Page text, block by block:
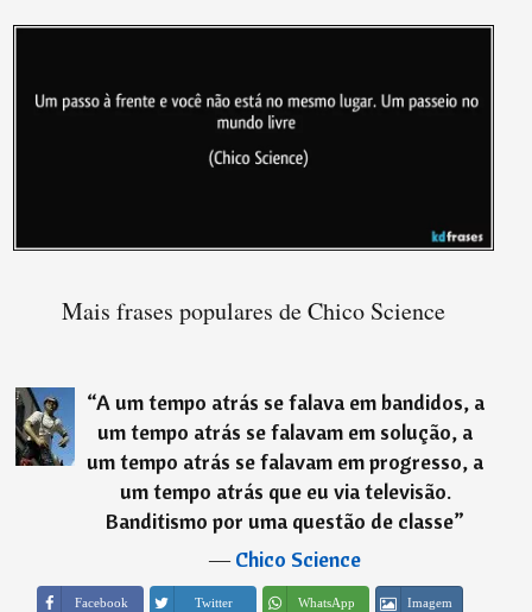
Mais frases populares de Chico Science
“A um tempo atrás se falava em bandidos, a
um tempo atrás se falavam em solução, a
um tempo atrás se falavam em progresso, a
um tempo atrás que eu via televisão.
Banditismo por uma questão de classe”
―Chico Science
Facebook Twitter WhatsApp Imagem